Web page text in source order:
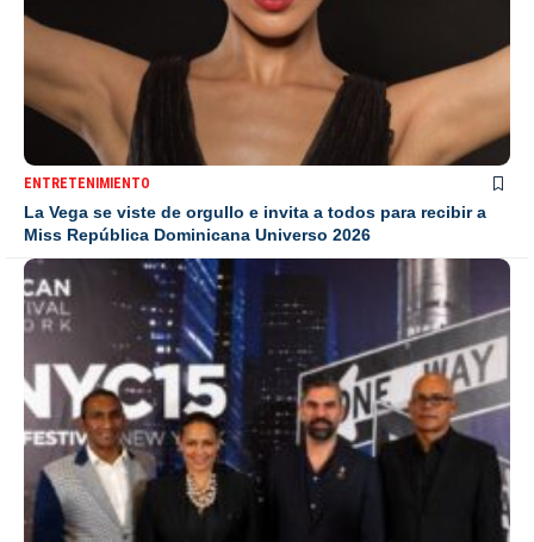
ENTRETENIMIENTO
La Vega se viste de orgullo e invita a todos para recibir a
Miss República Dominicana Universo 2026